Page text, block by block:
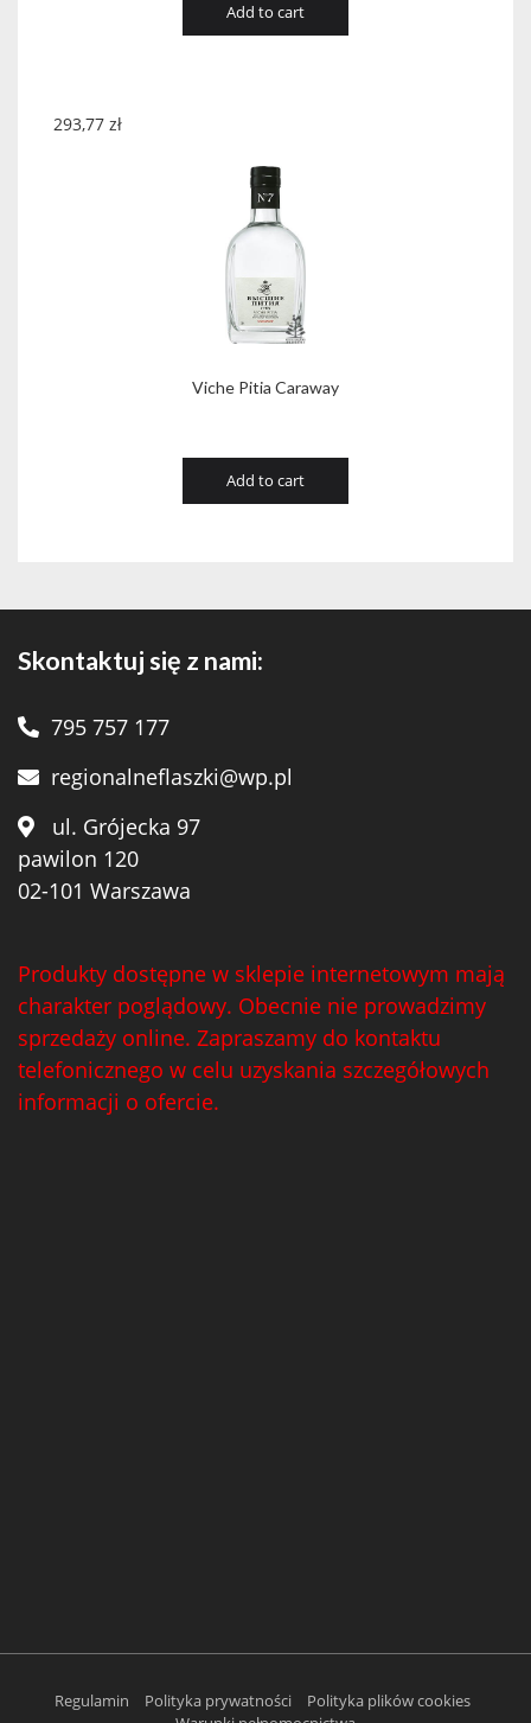
Add to cart
Viche Pitia Caraway
293,77 zł
Add to cart
Skontaktuj się z nami:
795 757 177
regionalneflaszki@wp.pl
ul. Grójecka 97
pawilon 120
02-101 Warszawa
Produkty dostępne w sklepie internetowym mają
charakter poglądowy. Obecnie nie prowadzimy
sprzedaży online. Zapraszamy do kontaktu
telefonicznego w celu uzyskania szczegółowych
informacji o ofercie.
Regulamin Polityka prywatności
Polityka plików cookies